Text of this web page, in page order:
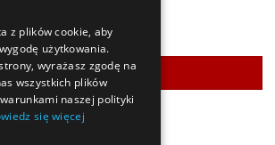
z plików cookie, aby
użytkowania.
wyrażasz zgodę na
wszystkich plików
naszej polityki
się więcej